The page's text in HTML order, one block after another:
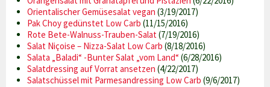
Orientalischer Gemüsesalat vegan (3/19/2017)
Pak Choy gedünstet Low Carb (11/15/2016)
Rote Bete-Walnuss-Trauben-Salat (7/19/2016)
Salat Niçoise – Nizza-Salat Low Carb (8/18/2016)
Salata „Baladi“ -Bunter Salat „vom Land“ (6/28/2016)
Salatdressing auf Vorrat ansetzen (4/22/2017)
Salatschüssel mit Parmesandressing Low Carb (9/6/2017)